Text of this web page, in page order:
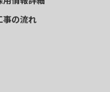
事の流れ